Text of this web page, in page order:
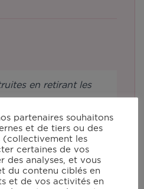
en retirant les
Coupez-la en
robot muni du
Ultrablade, ajoutez
partenaires souhaitons
et de tiers ou des
(collectivement les
certaines de vos
des analyses, et vous
du contenu ciblés en
et de vos activités en